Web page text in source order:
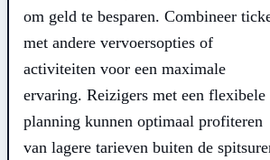
om geld te besparen. Combineer
met andere vervoersopties of
activiteiten voor een maximale
ervaring. Reizigers met een flexibele
planning kunnen optimaal profiteren
van lagere tarieven buiten de